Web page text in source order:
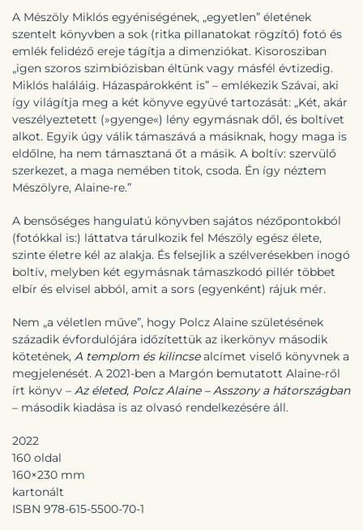
A Mészöly Miklós egyéniségének, „egyetlen” életének
szentelt könyvben a sok (ritka pillanatokat rögzítő) fotó és
emlék felidéző ereje tágítja a dimenziókat. Kisorosziban
„igen szoros szimbiózisban éltünk vagy másfél évtizedig.
Miklós haláláig. Házaspárokként is” – emlékezik Szávai, aki
így világítja meg a két könyve együvé tartozását: „Két, akár
veszélyeztetett (»gyenge«) lény egymásnak dől, és boltívet
alkot. Egyik úgy válik támaszává a másiknak, hogy maga is
eldőlne, ha nem támasztaná őt a másik. A boltív: szervülő
szerkezet, a maga nemében titok, csoda. Én így néztem
Mészölyre, Alaine-re.”
A bensőséges hangulatú könyvben sajátos nézőpontokból
(fotókkal is:) láttatva tárulkozik fel Mészöly egész élete,
szinte életre kél az alakja. És felsejlik a szélverésekben inogó
boltív, melyben két egymásnak támaszkodó pillér többet
elbír és elvisel abból, amit a sors (egyenként) rájuk mér.
Nem „a véletlen műve”, hogy Polcz Alaine születésének
századik évfordulójára időzítettük az ikerkönyv második
kötetének, A templom és kilincsealcímet viselő könyvnek a
megjelenését. A 2021-ben a Margón bemutatott Alaine-ről
írt könyv – Az életed, Polcz Alaine – Asszony a hátországban
– második kiadása is az olvasó rendelkezésére áll.
2022
160 oldal
160×230 mm
kartonált
ISBN 978-615-5500-70-1